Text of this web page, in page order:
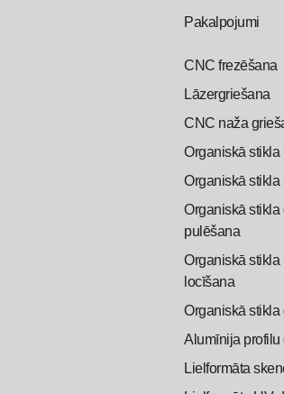
Pakalpojumi
CNC frezēšana
Lāzergriešana
CNC naža
Organiskā stikla
Organiskā stikla
Organiskā stikla
pulēšana
Organiskā stikla
locīšana
Organiskā stikla
Alumīnija profilu
Lielformāta